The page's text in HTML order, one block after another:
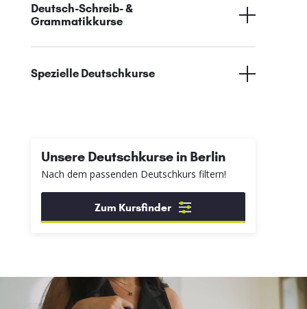
Deutsch-Schreib- &
Grammatikkurse
Spezielle Deutschkurse
Unsere Deutschkurse in Berlin
Nach dem passenden Deutschkurs filtern!
Zum Kursfinder